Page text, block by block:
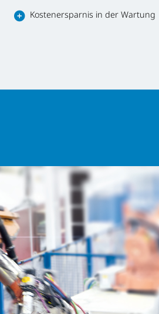
Kostenersparnis in der Wartung